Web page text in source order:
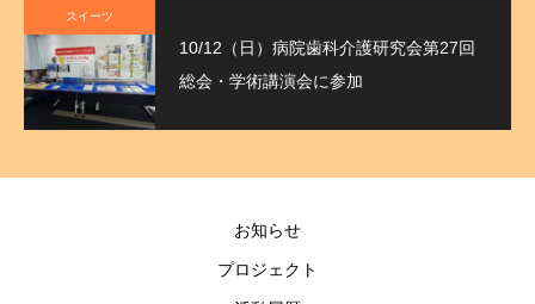
スイーツ
10/12（日）病院歯科介護研究会第27回
総会・学術講演会に参加
お知らせ
プロジェクト